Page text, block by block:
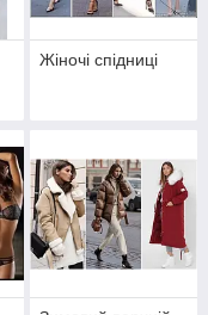
Жіночі спідниці